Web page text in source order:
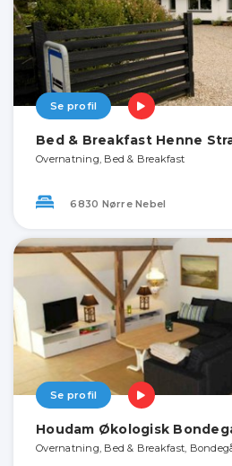
Se profil
Bed & Breakfast Henne
Overnatning, Bed & Breakfast
6830 Nørre Nebel
Se profil
Houdam Økologisk
Overnatning, Bed & Breakfast,